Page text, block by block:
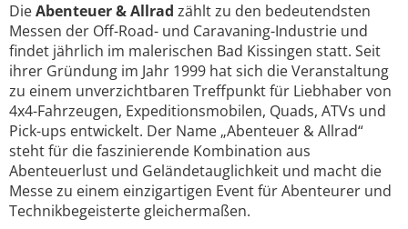
DieAbenteuer & Allrad zählt zu den bedeutendsten
Messen der Off-Road- und Caravaning-Industrie und
findet jährlich im malerischen Bad Kissingen statt. Seit
ihrer Gründung im Jahr 1999 hat sich die Veranstaltung
zu einem unverzichtbaren Treffpunkt für Liebhaber von
4x4-Fahrzeugen, Expeditionsmobilen, Quads, ATVs und
Pick-ups entwickelt. Der Name „Abenteuer & Allrad“
steht für die faszinierende Kombination aus
Abenteuerlust und Geländetauglichkeit und macht die
Messe zu einem einzigartigen Event für Abenteurer und
Technikbegeisterte gleichermaßen.